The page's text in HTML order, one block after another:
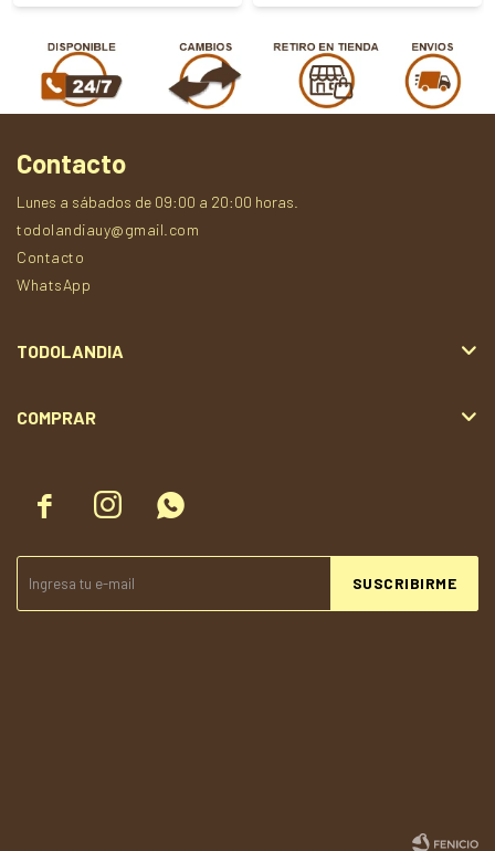
  
SUSCRIBIRME
Contacto
Lunes a sábados de 09:00 a 20:00 horas.
todolandiauy@gmail.com
Contacto
WhatsApp
TODOLANDIA
COMPRAR